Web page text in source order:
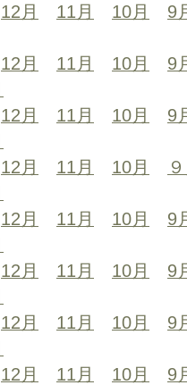
12月 11月 10月
9
12月 11月 10月
9
12月 11月 10月
9
12月 11月 10月
12月 11月 10月
9
12月 11月 10月
9
12月 11月 10月
9
12月 11月 10月
9